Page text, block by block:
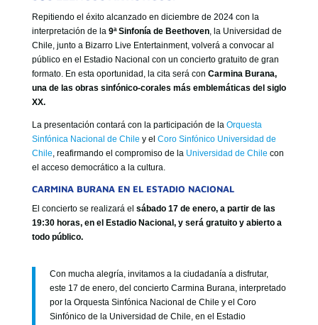
NUESTRO EQUIPO
Repitiendo el éxito alcanzado en diciembre de 2024 con la
interpretación de la 9ª Sinfonía de Beethoven, la Universidad de
Chile, junto a Bizarro Live Entertainment, volverá a convocar al
público en el Estadio Nacional con un concierto gratuito de gran
formato. En esta oportunidad, la cita será con Carmina Burana,
una de las obras sinfónico-corales más emblemáticas del siglo
XX.
La presentación contará con la participación de la Orquesta
Sinfónica Nacional de Chile y el Coro Sinfónico Universidad de
Chile, reafirmando el compromiso de la Universidad de Chile con
el acceso democrático a la cultura.
CARMINA BURANA EN EL ESTADIO NACIONAL
El concierto se realizará el sábado 17 de enero, a partir de las
19:30 horas, en el Estadio Nacional, y será gratuito y abierto a
todo público.
Con mucha alegría, invitamos a la ciudadanía a disfrutar,
este 17 de enero, del concierto Carmina Burana, interpretado
por la Orquesta Sinfónica Nacional de Chile y el Coro
Sinfónico de la Universidad de Chile, en el Estadio